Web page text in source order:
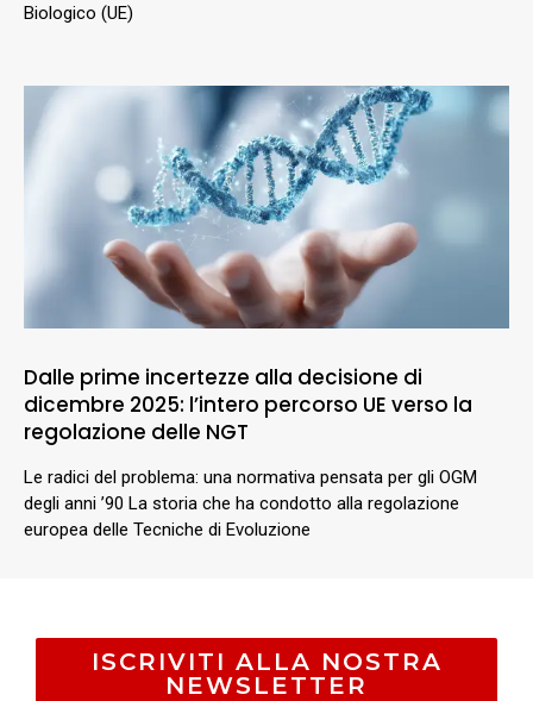
Biologico (UE)
Dalle prime incertezze alla decisione di
dicembre 2025: l’intero percorso UE verso la
regolazione delle NGT
Le radici del problema: una normativa pensata per gli OGM
degli anni ’90 La storia che ha condotto alla regolazione
europea delle Tecniche di Evoluzione
ISCRIVITI ALLA NOSTRA
NEWSLETTER